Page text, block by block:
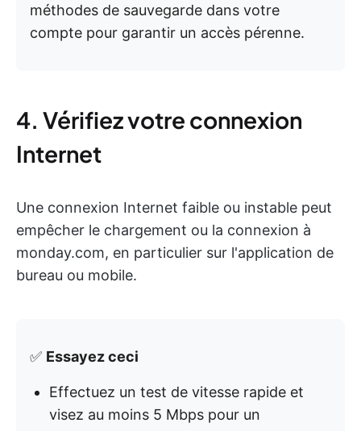
méthodes de sauvegarde dans votre
compte pour garantir un accès pérenne.
4. Vérifiez votre connexion
Internet
Une connexion Internet faible ou instable peut
empêcher le chargement ou la connexion à
monday.com, en particulier sur l'application de
bureau ou mobile.
✅ Essayez ceci
Effectuez un test de vitesse rapide et
visez au moins 5 Mbps pour un